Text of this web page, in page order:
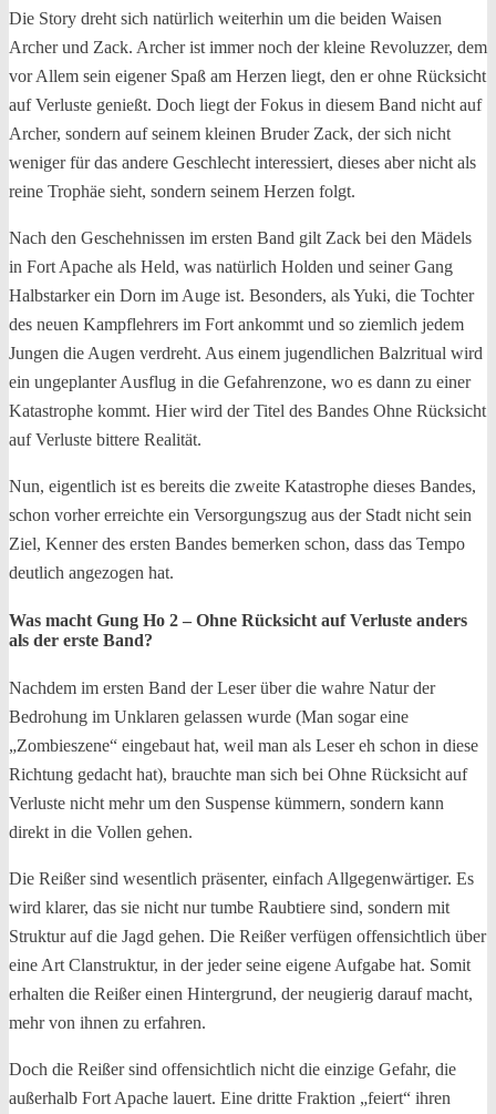
Die Story dreht sich natürlich weiterhin um die beiden Waisen
Archer und Zack. Archer ist immer noch der kleine Revoluzzer, dem
vor Allem sein eigener Spaß am Herzen liegt, den er ohne Rücksicht
auf Verluste genießt. Doch liegt der Fokus in diesem Band nicht auf
Archer, sondern auf seinem kleinen Bruder Zack, der sich nicht
weniger für das andere Geschlecht interessiert, dieses aber nicht als
reine Trophäe sieht, sondern seinem Herzen folgt.
Nach den Geschehnissen im ersten Band gilt Zack bei den Mädels
in Fort Apache als Held, was natürlich Holden und seiner Gang
Halbstarker ein Dorn im Auge ist. Besonders, als Yuki, die Tochter
des neuen Kampflehrers im Fort ankommt und so ziemlich jedem
Jungen die Augen verdreht. Aus einem jugendlichen Balzritual wird
ein ungeplanter Ausflug in die Gefahrenzone, wo es dann zu einer
Katastrophe kommt. Hier wird der Titel des Bandes Ohne Rücksicht
auf Verluste bittere Realität.
Nun, eigentlich ist es bereits die zweite Katastrophe dieses Bandes,
schon vorher erreichte ein Versorgungszug aus der Stadt nicht sein
Ziel, Kenner des ersten Bandes bemerken schon, dass das Tempo
deutlich angezogen hat.
Was macht Gung Ho 2 – Ohne Rücksicht auf Verluste anders
als der erste Band?
Nachdem im ersten Band der Leser über die wahre Natur der
Bedrohung im Unklaren gelassen wurde (Man sogar eine
„Zombieszene“ eingebaut hat, weil man als Leser eh schon in diese
Richtung gedacht hat), brauchte man sich bei Ohne Rücksicht auf
Verluste nicht mehr um den Suspense kümmern, sondern kann
direkt in die Vollen gehen.
Die Reißer sind wesentlich präsenter, einfach Allgegenwärtiger. Es
wird klarer, das sie nicht nur tumbe Raubtiere sind, sondern mit
Struktur auf die Jagd gehen. Die Reißer verfügen offensichtlich über
eine Art Clanstruktur, in der jeder seine eigene Aufgabe hat. Somit
erhalten die Reißer einen Hintergrund, der neugierig darauf macht,
mehr von ihnen zu erfahren.
Doch die Reißer sind offensichtlich nicht die einzige Gefahr, die
außerhalb Fort Apache lauert. Eine dritte Fraktion „feiert“ ihren